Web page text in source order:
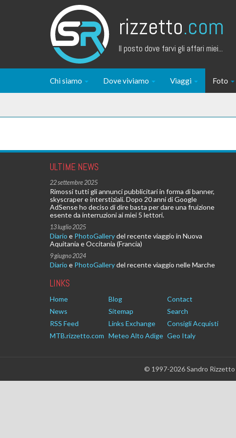
rizzetto.com
Il posto dove farvi gli affari miei...
Chi siamo Dove viviamo Viaggi Foto
ULTIME NEWS
22 settembre 2025
Rimossi tutti gli annunci pubblicitari in forma di banner,
skyscraper e interstiziali. Dopo 20 anni di Google
AdSense ho deciso di dire basta per dare una fruizione
esente da interruzioni ai miei 5 lettori.
13 luglio 2025
Diario e PhotoGallerydel recente viaggio in Nuova
Aquitania e Occitania (Francia)
9 giugno 2024
Diario e PhotoGallerydel recente viaggio nelle Marche
LINKS
Home Blog
Contact
News
Sitemap
Search
RSS Feed
Links Exchange
Consigli Acquisti
MTB.rizzetto.com Meteo Alto Adige Geo Italy
© 1997-2026 Sandro